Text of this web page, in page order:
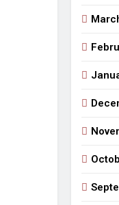
राजनीतिक
के हाथों में लहराने वाला डंडा